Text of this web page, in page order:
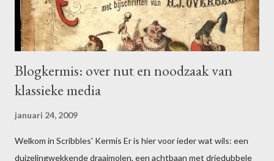
n
Blogkermis: over nut en noodzaak van
klassieke media
januari 24, 2009
Welkom in Scribbles' Kermis Er is hier voor ieder wat wils: een
duizelingwekkende draaimolen, een achtbaan met driedubbele